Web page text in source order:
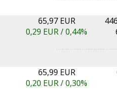
65,97 EUR
0,29 EUR /0,44%
65,99 EUR
0,20 EUR /0,30%